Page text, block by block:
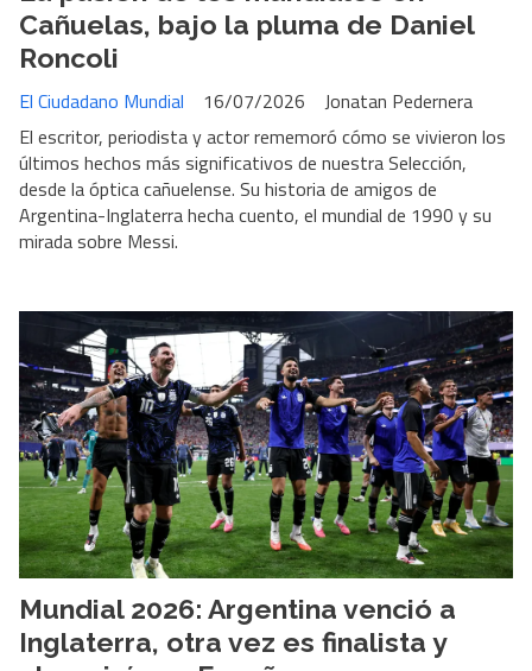
Cañuelas, bajo la pluma de Daniel
Roncoli
Jonatan Pedernera
El Ciudadano Mundial
16/07/2026
El escritor, periodista y actor rememoró cómo se vivieron los
últimos hechos más significativos de nuestra Selección,
desde la óptica cañuelense. Su historia de amigos de
Argentina-Inglaterra hecha cuento, el mundial de 1990 y su
mirada sobre Messi.
Mundial 2026: Argentina venció a
Inglaterra, otra vez es finalista y